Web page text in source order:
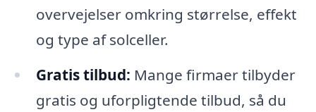
overvejelser omkring størrelse, effekt
og type af solceller.
Gratis tilbud: Mange firmaer tilbyder
gratis og uforpligtende tilbud, så du